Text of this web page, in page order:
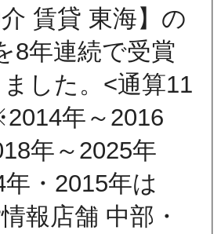
賃貸 東海】の
8年連続で受賞
した。<通算11
年～2016
年～2025年
年・2015年は
情報店舗 中部・